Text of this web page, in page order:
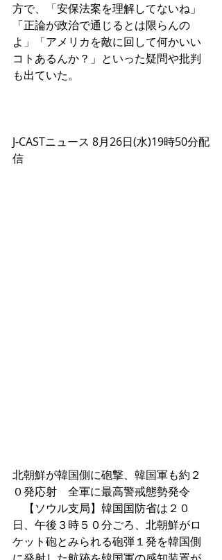
方で、「安保法案を理解してないね」
「正論が政治で通じるとは限らんの
よ」「アメリカを敵に回して何かいい
コトあるんか？」といった疑問や批判
も出ていた。
J-CASTニュース 8月26日(水)19時50分配
信
北朝鮮が韓国側に砲撃、韓国軍も約２
０発応射　全軍に最高警戒態勢発令
【ソウル支局】韓国国防省は２０
日、午後３時５０分ごろ、北朝鮮がロ
ケット砲とみられる砲弾１発を韓国側